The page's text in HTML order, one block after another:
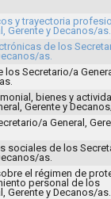
y trayectoria
Gerente y Decanos/as.
de los
as.
los Secretario/a
bienes y
Gerente y
a General,
sociales de los
as.
el régimen de
personal de los
Gerente y Decanos/as.